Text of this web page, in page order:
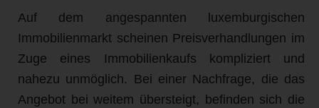
Auf dem angespannten luxemburgischen
Immobilienmarkt scheinen Preisverhandlungen im
Zuge eines Immobilienkaufs kompliziert und
nahezu unmöglich. Bei einer Nachfrage, die das
Angebot bei weitem übersteigt, befinden sich die